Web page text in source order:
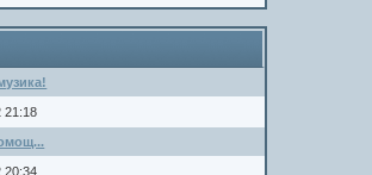
21:18
20:34